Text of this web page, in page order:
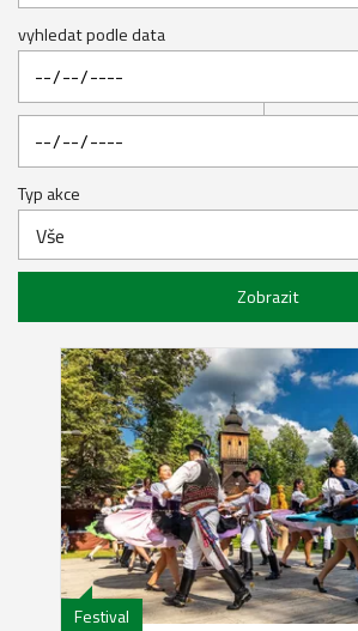
vyhledat podle data
Typ akce
Vše
Zobrazit
Festival